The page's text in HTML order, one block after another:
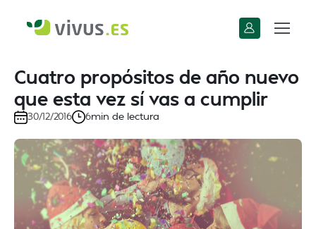
Cuatro propósitos de año nuevo
que esta vez sí vas a cumplir
30/12/2016 6min de lectura